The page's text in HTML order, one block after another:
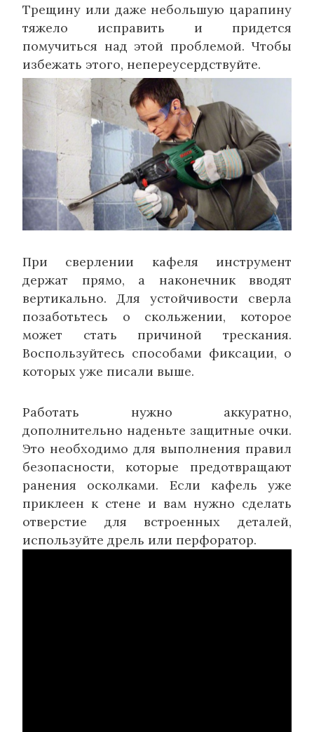
Трещину или даже небольшую царапину
тяжело исправить и придется
помучиться над этой проблемой. Чтобы
избежать этого, непереусердствуйте.
При сверлении кафеля инструмент
держат прямо, а наконечник вводят
вертикально. Для устойчивости сверла
позаботьтесь о скольжении, которое
может стать причиной трескания.
Воспользуйтесь способами фиксации, о
которых уже писали выше.
Работать нужно аккуратно,
дополнительно наденьте защитные очки.
Это необходимо для выполнения правил
безопасности, которые предотвращают
ранения осколками. Если кафель уже
приклеен к стене и вам нужно сделать
отверстие для встроенных деталей,
используйте дрель или перфоратор.